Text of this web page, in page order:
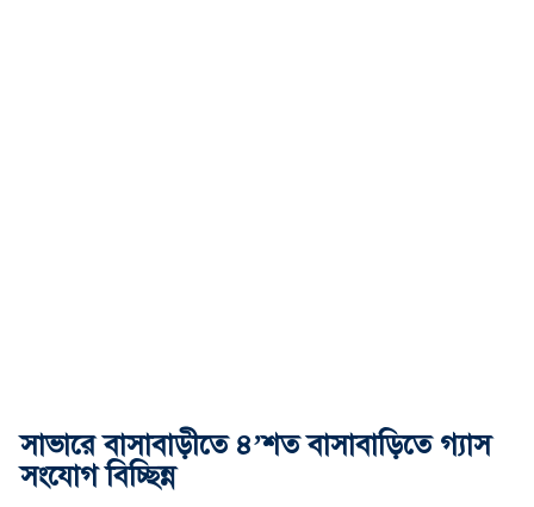
সাভারে বাসাবাড়ীতে ৪’শত বাসাবাড়িতে গ্যাস
সংযোগ বিচ্ছিন্ন